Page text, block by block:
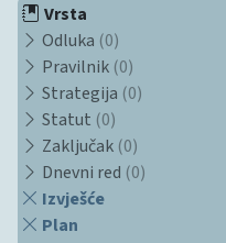
Vrsta
Odluka (0)
Pravilnik (0)
Strategija (0)
Statut (0)
Zaključak (0)
Dnevni red (0)
Izvješće
Plan